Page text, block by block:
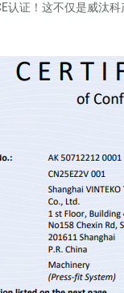
证！这不仅是威汰